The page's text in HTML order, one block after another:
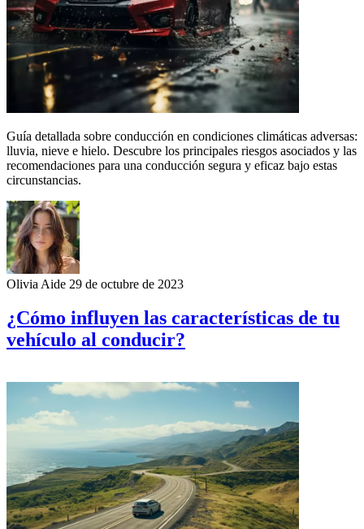
Guía detallada sobre conducción en condiciones climáticas adversas:
lluvia, nieve e hielo. Descubre los principales riesgos asociados y las
recomendaciones para una conducción segura y eficaz bajo estas
circunstancias.
Olivia Aide 29 de octubre de 2023
¿Cómo influyen las características de tu
vehículo al conducir?